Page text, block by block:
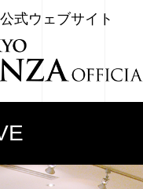
式ウェブサイト